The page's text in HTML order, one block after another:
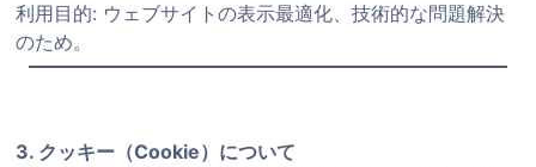
利用目的: ウェブサイトの表示最適化、技術的な問題解決
のため。
3. クッキー（Cookie）について